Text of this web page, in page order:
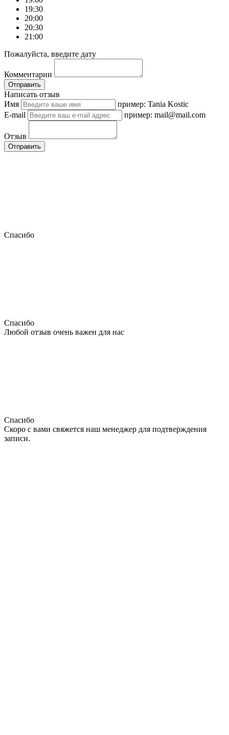
19:30
20:00
20:30
21:00
Пожалуйста, введите дату
Комментарии
Отправить
Написать отзыв
Имя
пример: Tania Kostic
E-mail
пример: mail@mail.com
Отзыв
Отправить
Спасибо
Спасибо
Любой отзыв очень важен для нас
Спасибо
Скоро с вами свяжется наш менеджер для подтверждения
записи.